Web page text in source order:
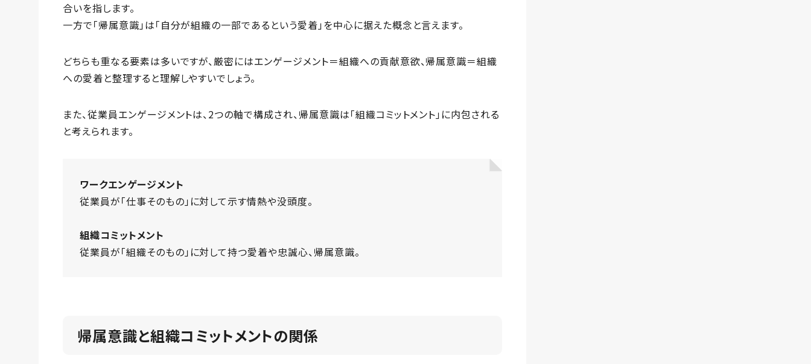
合いを指します。
一方で「帰属意識」は「自分が組織の一部であるという愛着」を中心に据えた概念と言えます。
どちらも重なる要素は多いですが、厳密にはエンゲージメント＝組織への貢献意欲、帰属意識＝組織
への愛着と整理すると理解しやすいでしょう。
また、従業員エンゲージメントは、2つの軸で構成され、帰属意識は「組織コミットメント」に内包される
と考えられます。
ワークエンゲージメント
従業員が「仕事そのもの」に対して示す情熱や没頭度。
組織コミットメント
従業員が「組織そのもの」に対して持つ愛着や忠誠心、帰属意識。
帰属意識と組織コミットメントの関係